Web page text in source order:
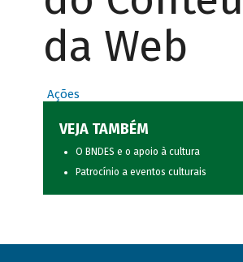
da Web
Ações
VEJA TAMBÉM
O BNDES e o apoio à cultura
Patrocínio a eventos culturais